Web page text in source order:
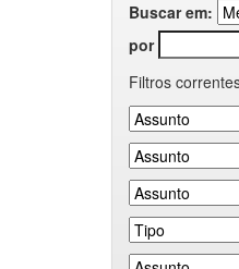
Buscar em:
por
Filtros